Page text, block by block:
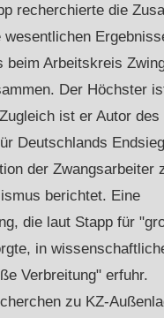
recherchierte die
wesentlichen
beim Arbeitskreis
Der Höchster
ist er Autor des
Deutschlands
der Zwangsarbeiter
berichtet. Eine
die laut Stapp für
in
Verbreitung" erfuhr.
zu KZ-